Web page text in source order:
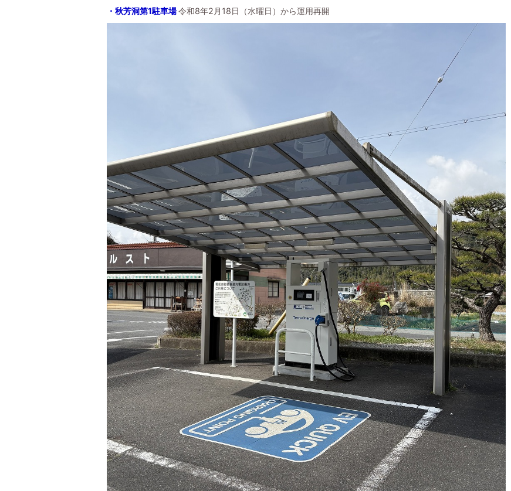
・秋芳洞第1駐車場令和8年2月18日（水曜日）から運用再開